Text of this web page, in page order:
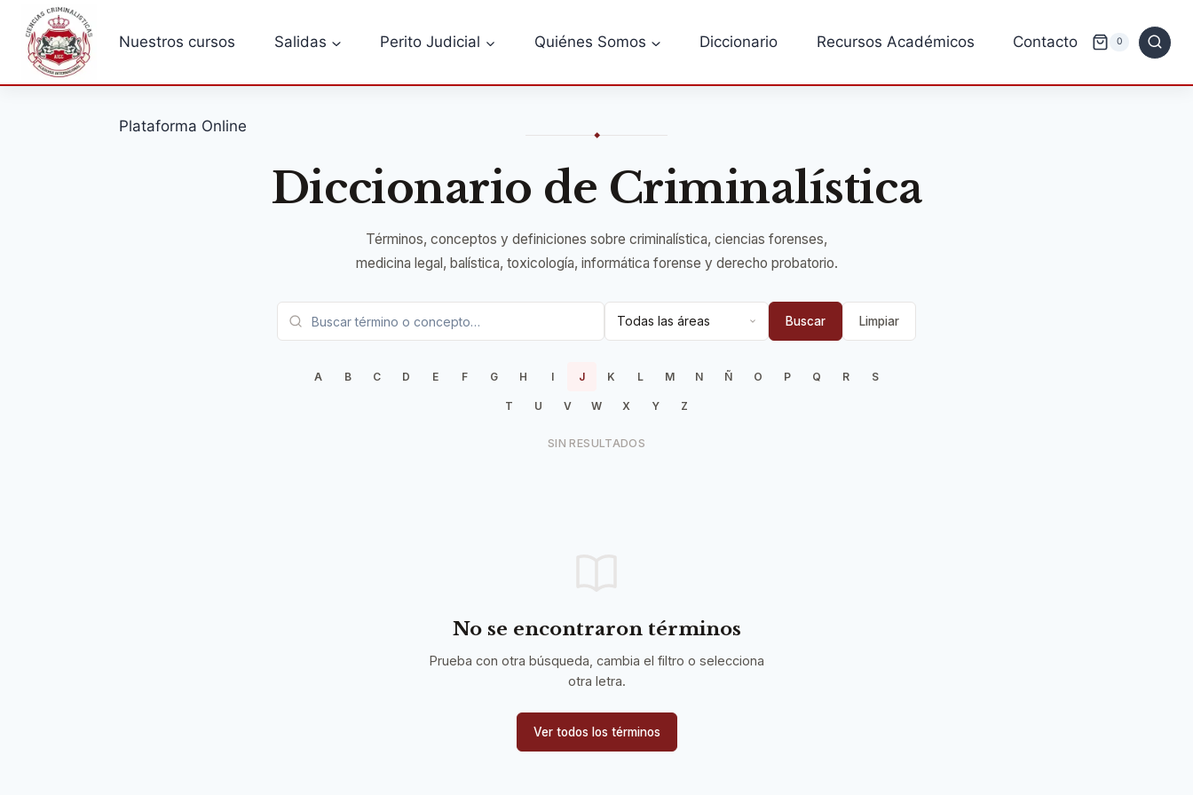
Saltar
contenido
Nuestros cursos Salidas Perito Judicial Quiénes Somos Diccionario Recursos Académicos Contacto
Plataforma Online
0
◆
Diccionario de Criminalística
Términos, conceptos y definiciones sobre criminalística, ciencias forenses,
medicina legal, balística, toxicología, informática forense y derecho probatorio.
Buscar Limpiar
A B C D E F G H I J K L M N Ñ O P Q R S
T U V W X Y Z
SIN RESULTADOS
No se encontraron términos
Prueba con otra búsqueda, cambia el filtro o selecciona
otra letra.
Ver todos los términos